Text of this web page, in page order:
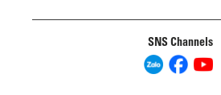
SNS Channels